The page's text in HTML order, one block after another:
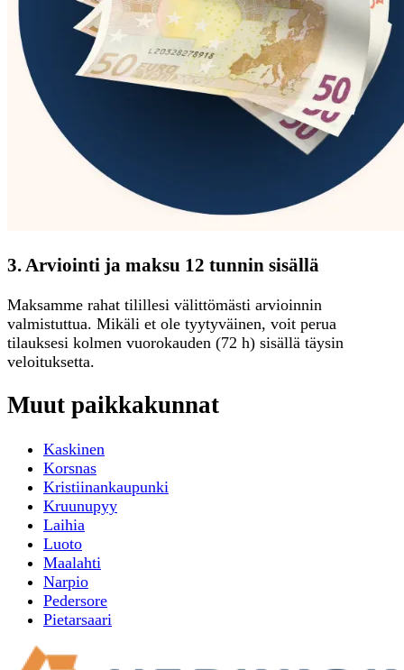
3. Arviointi ja maksu 12 tunnin sisällä
Maksamme rahat tilillesi välittömästi arvioinnin
valmistuttua. Mikäli et ole tyytyväinen, voit perua
tilauksesi kolmen vuorokauden (72 h) sisällä täysin
veloituksetta.
Muut paikkakunnat
Kaskinen
Korsnas
Kristiinankaupunki
Kruunupyy
Laihia
Luoto
Maalahti
Narpio
Pedersore
Pietarsaari